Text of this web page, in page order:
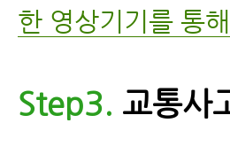
한 영상기기를 통
Step3. 교통사